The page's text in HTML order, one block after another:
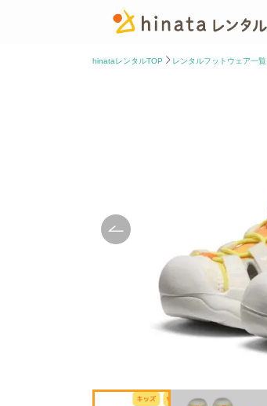
hinataレンタルTOP レンタルフットウェア一覧